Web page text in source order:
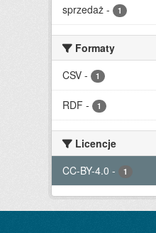
sprzedaż - 1
Formaty
CSV - 1
RDF - 1
Licencje
CC-BY-4.0 - 1